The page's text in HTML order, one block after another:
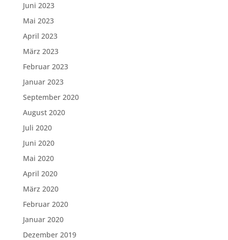
Juni 2023
Mai 2023
April 2023
März 2023
Februar 2023
Januar 2023
September 2020
August 2020
Juli 2020
Juni 2020
Mai 2020
April 2020
März 2020
Februar 2020
Januar 2020
Dezember 2019